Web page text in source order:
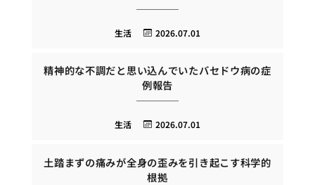
2026.07.01
生活
精神的な不調だと思い込んでいたバセドウ病の症
例報告
2026.07.01
生活
土踏まずの痛みが全身の歪みを引き起こす科学的
根拠